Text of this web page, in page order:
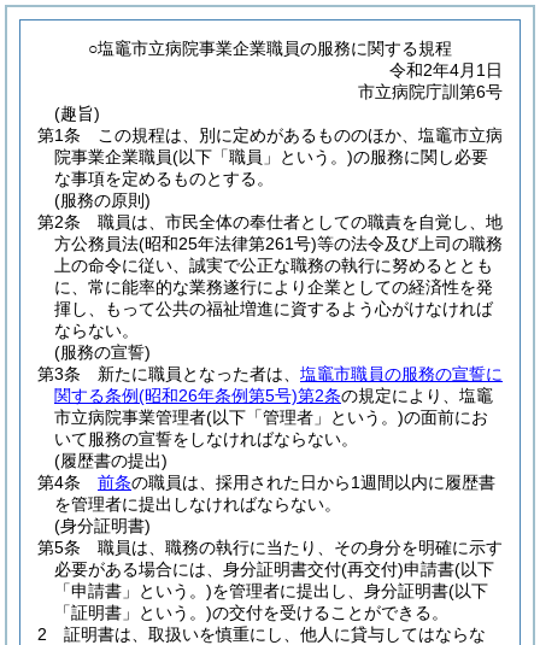
○塩竈市立病院事業企業職員の服務に関する規程
令和2年4月1日
市立病院庁訓第6号
(趣旨)
第1条
この規程は、別に定めがあるもののほか、塩竈市立病
院事業企業職員(以下「職員」という。)の服務に関し必要
な事項を定めるものとする。
(服務の原則)
第2条
職員は、市民全体の奉仕者としての職責を自覚し、地
方公務員法(昭和25年法律第261号)等の法令及び上司の職務
上の命令に従い、誠実で公正な職務の執行に努めるととも
に、常に能率的な業務遂行により企業としての経済性を発
揮し、もって公共の福祉増進に資するよう心がけなければ
ならない。
(服務の宣誓)
第3条
新たに職員となった者は、 塩竈市職員の服務の宣誓に
関する条例(昭和26年条例第5号)第2条の規定により、塩竈
市立病院事業管理者(以下「管理者」という。)の面前にお
いて服務の宣誓をしなければならない。
(履歴書の提出)
第4条
前条の職員は、採用された日から1週間以内に履歴書
を管理者に提出しなければならない。
(身分証明書)
第5条
職員は、職務の執行に当たり、その身分を明確に示す
必要がある場合には、身分証明書交付(再交付)申請書(以下
「申請書」という。)を管理者に提出し、身分証明書(以下
「証明書」という。)の交付を受けることができる。
2
証明書は、取扱いを慎重にし、他人に貸与してはならな